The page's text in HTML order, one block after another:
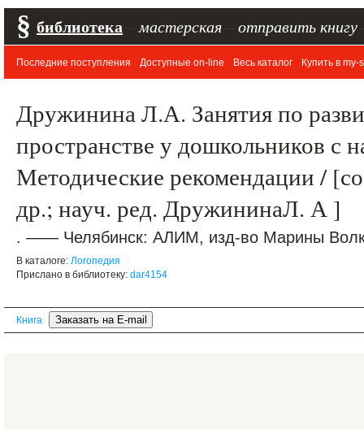
§ библиотека мастерская отправить книгу
Последние поступления Доступные on-line Весь каталог Купить в my-
Дружинина Л.А. Занятия по
пространстве у дошкольников с
Методические рекомендации /
др.; науч. ред. ДружининаЛ. А ]
. —— Челябинск: АЛИМ, изд-во Марины
В каталоге: Логопедия
Прислано в библиотеку: dar4154
Книга